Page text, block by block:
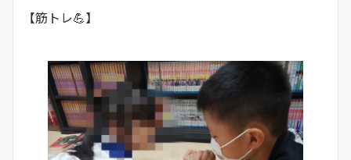
【筋トレ💪】